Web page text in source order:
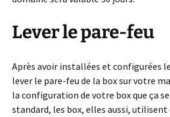
Lever le pare-feu
Après avoir installées et configurées
lever le pare-feu de la box sur votre
la configuration de votre box que ça
standard, les box, elles aussi, utilisent